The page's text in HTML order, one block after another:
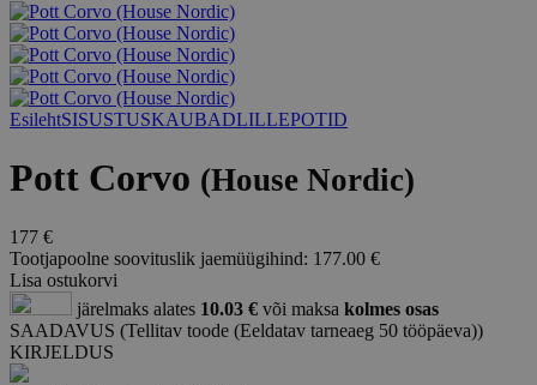
EsilehtSISUSTUSKAUBADLILLEPOTID
Pott Corvo (House Nordic)
177 €
Tootjapoolne soovituslik jaemüügihind: 177.00 €
Lisa ostukorvi
järelmaks alates 10.03 € või maksa kolmes osas
SAADAVUS (Tellitav toode (Eeldatav tarneaeg 50 tööpäeva))
KIRJELDUS